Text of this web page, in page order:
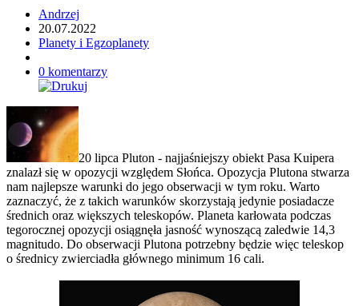
Andrzej
20.07.2022
Planety i Egzoplanety
0 komentarzy
20 lipca Pluton - najjaśniejszy obiekt Pasa Kuipera
znalazł się w opozycji względem Słońca. Opozycja Plutona stwarza
nam najlepsze warunki do jego obserwacji w tym roku. Warto
zaznaczyć, że z takich warunków skorzystają jedynie posiadacze
średnich oraz większych teleskopów. Planeta karłowata podczas
tegorocznej opozycji osiągnęła jasność wynoszącą zaledwie 14,3
magnitudo. Do obserwacji Plutona potrzebny będzie więc teleskop
o średnicy zwierciadła głównego minimum 16 cali.